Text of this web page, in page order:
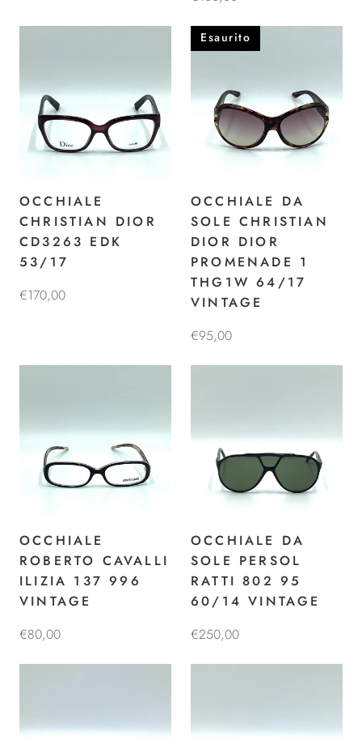
OCCHIALE
CHRISTIAN DIOR
CD3263 EDK
53/17
€170,00
Esaurito
OCCHIALE DA
SOLE CHRISTIAN
DIOR DIOR
PROMENADE 1
THG1W 64/17
VINTAGE
€95,00
OCCHIALE
ROBERTO CAVALLI
ILIZIA 137 996
VINTAGE
€80,00
OCCHIALE DA
SOLE PERSOL
RATTI 802 95
60/14 VINTAGE
€250,00